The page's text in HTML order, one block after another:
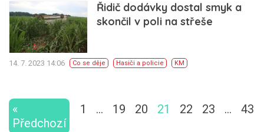
Řidič dodávky dostal smyk a
skončil v poli na střeše
14. 7. 2023 14:06 Co se děje Hasiči a policie KM
«
Předchozí
1 … 19 20 21 22 23 … 43